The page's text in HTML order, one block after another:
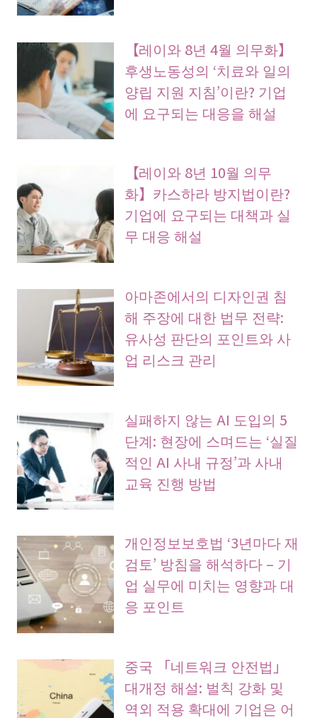
【레이와 8년 4월 의무화】
후생노동성의 ‘치료와 일의
양립 지원 지침’이란? 기업
에 요구되는 대응을 해설
【레이와 8년 10월 의무
화】카스하라 방지법이란?
기업에 요구되는 대책과 실
무 대응 해설
아마존에서의 디자인권 침
해 주장에 대한 법무 전략:
유사성 판단의 포인트와 사
업 리스크 관리
실패하지 않는 AI 도입의 5
단계: 현장에 스며드는 ‘실질
적인 AI 사내 규정’과 사내
교육 진행 방법
개인정보보호법 ‘3년마다 재
검토’ 방침을 해석하다 – 기
업 실무에 미치는 영향과 대
응 포인트
중국 「네트워크 안전법」
대개정 해설: 벌칙 강화 및
역외 적용 확대에 기업은 어